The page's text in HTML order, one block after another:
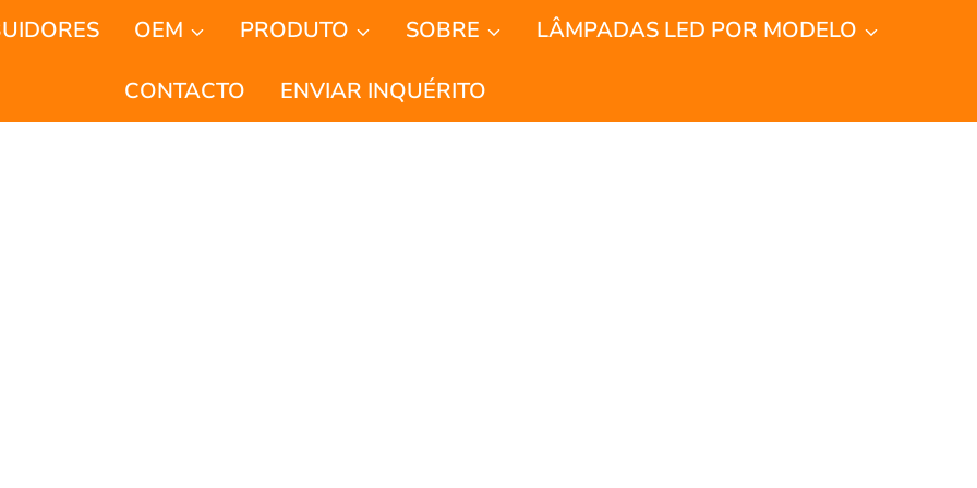
OEM PRODUTO SOBRE LÂMPADAS LED POR MODELO
CONTACTO ENVIAR INQUÉRITO